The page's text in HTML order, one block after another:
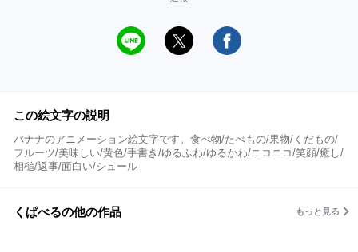
この絵文字の説明
バナナのアニメーション絵文字です。食べ物/たべもの/果物/くだもの/
フルーツ/美味しい/黄色/手書き/ゆるふわ/ゆるかわ/ニコニコ/笑顔/癒し/
相槌/返事/面白い/シュール
くぱべるの他の作品 もっと見る